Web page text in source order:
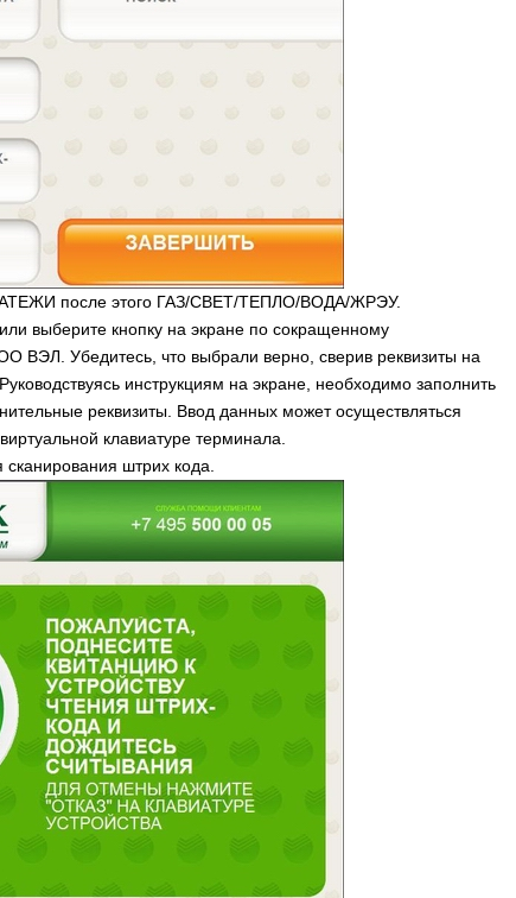
после этого ГАЗ/СВЕТ/ТЕПЛО/ВОДА/ЖРЭУ.
выберите кнопку на экране по сокращенному
ВЭЛ. Убедитесь, что выбрали верно, сверив реквизиты на
инструкциям на экране, необходимо заполнить
реквизиты. Ввод данных может осуществляться
клавиатуре терминала.
сканирования штрих кода.